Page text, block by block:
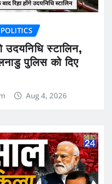
उदयनिधि स्टालिन,
पुलिस को दिए
Aug 4, 2026